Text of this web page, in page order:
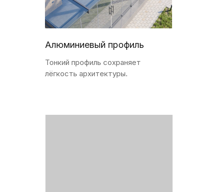
Алюминиевый профиль
Тонкий профиль сохраняет
лёгкость архитектуры.